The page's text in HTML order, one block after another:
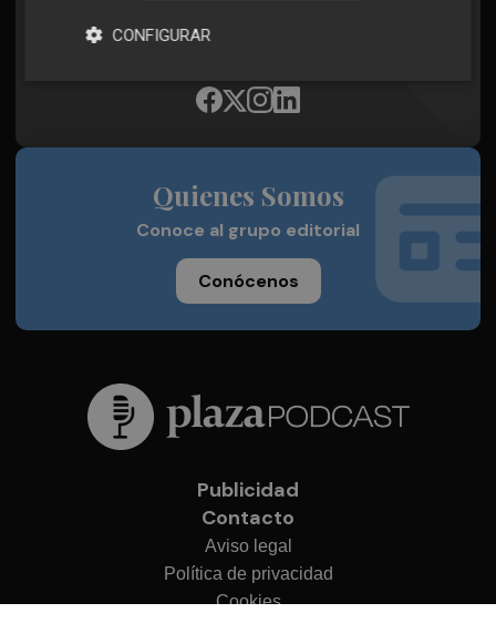
Síguenos en redes
Plaza Podcast, desde cualquier medio
Quienes Somos
Conoce al grupo editorial
Conócenos
Publicidad
Contacto
Aviso legal
Política de privacidad
Cookies
CONFIGURAR